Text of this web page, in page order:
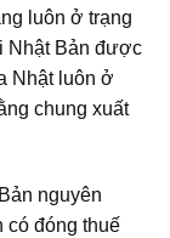
luôn ở trạng
Nhật Bản được
Nhật luôn ở
chung xuất
nguyên
có đóng thuế